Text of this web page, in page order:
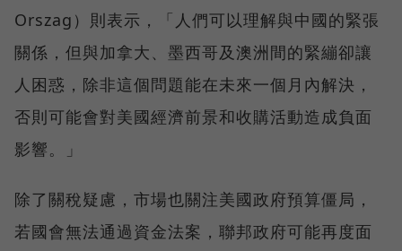
Orszag）則表示，「人們可以理解與中國的緊張
關係，但與加拿大、墨西哥及澳洲間的緊繃卻讓
人困惑，除非這個問題能在未來一個月內解決，
否則可能會對美國經濟前景和收購活動造成負面
影響。」
除了關稅疑慮，市場也關注美國政府預算僵局，
若國會無法通過資金法案，聯邦政府可能再度面